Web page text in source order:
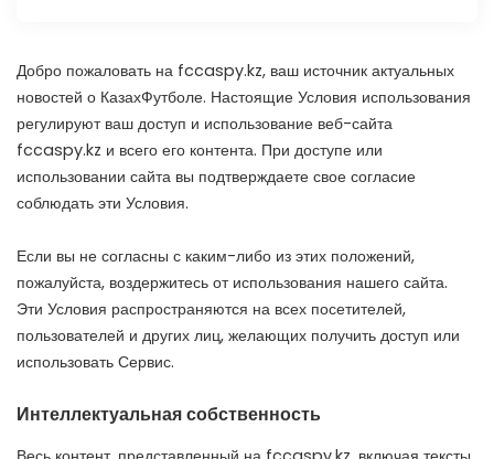
Добро пожаловать на fccaspy.kz, ваш источник актуальных
новостей о КазахФутболе. Настоящие Условия использования
регулируют ваш доступ и использование веб-сайта
fccaspy.kz и всего его контента. При доступе или
использовании сайта вы подтверждаете свое согласие
соблюдать эти Условия.
Если вы не согласны с каким-либо из этих положений,
пожалуйста, воздержитесь от использования нашего сайта.
Эти Условия распространяются на всех посетителей,
пользователей и других лиц, желающих получить доступ или
использовать Сервис.
Интеллектуальная собственность